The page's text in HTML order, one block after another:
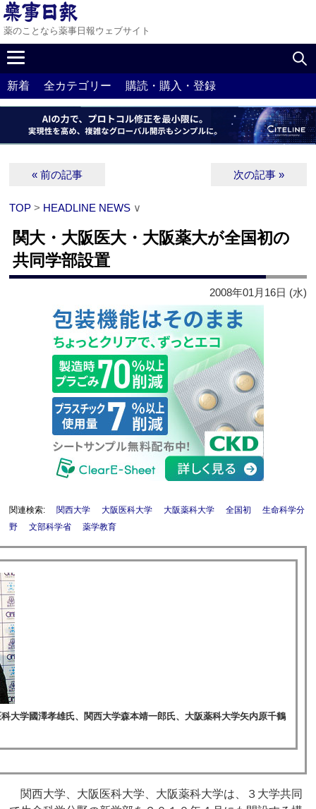
薬のことなら薬事日報ウェブサイト
新着 全カテゴリー 購読・購入・登録
« 前の記事 次の記事 »
TOP > HEADLINE NEWS ∨
関大・大阪医大・大阪薬大が全国初の
共同学部設置
2008年01月16日 (水)
関連検索: 関西大学 大阪医科大学 大阪薬科大学 全国初
生命科学分
野
文部科学省 薬学教育
大学國澤孝雄氏、関西大学森本靖一郎氏、大阪薬科大学矢内原千鶴
関西大学、大阪医科大学、大阪薬科大学は、３大学共同